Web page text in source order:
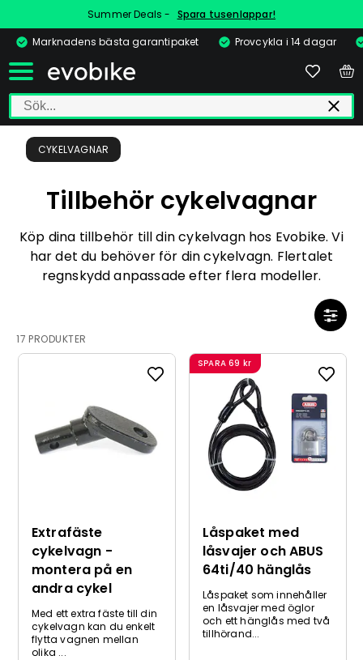
Summer Deals - Spara tusenlappar!
Marknadens bästa garantipaket
Provcykla i 14 dagar
CYKELVAGNAR
Tillbehör cykelvagnar
Köp dina tillbehör till din cykelvagn hos Evobike. Vi
har det du behöver för din cykelvagn. Flertalet
regnskydd anpassade efter flera modeller.
17 PRODUKTER
Extrafäste
cykelvagn -
montera på en
andra cykel
Med ett extra fäste till din
cykelvagn kan du enkelt
flytta vagnen mellan
olika ...
SPARA 69 kr
Låspaket med
låsvajer och ABUS
64ti/40 hänglås
Låspaket som innehåller
en låsvajer med öglor
och ett hänglås med två
tillhörand...